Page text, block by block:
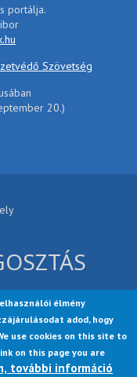
élmény
adod, hogy
use cookies on this site to
on this page you are
további információ
portálja.
Szövetség
20.)
to the Drupal